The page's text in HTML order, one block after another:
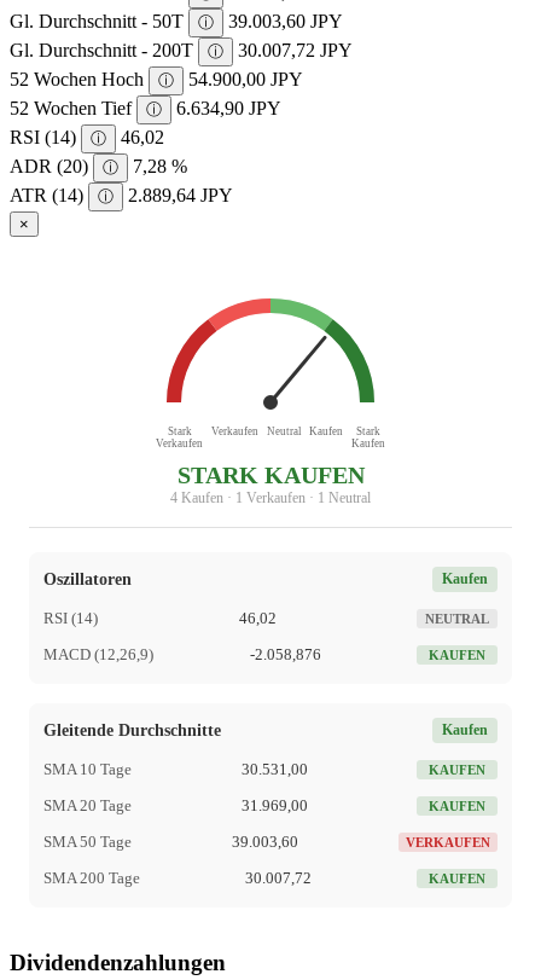
Gl. Durchschnitt - 50T
ⓘ
39.003,60 JPY
Gl. Durchschnitt - 200T
ⓘ
30.007,72 JPY
52 Wochen Hoch
ⓘ
54.900,00 JPY
52 Wochen Tief
ⓘ
6.634,90 JPY
RSI (14)
ⓘ
46,02
ADR (20)
ⓘ
7,28 %
ATR (14)
ⓘ 2.889,64 JPY
×
Stark
Verkaufen
Verkaufen Neutral Kaufen
Stark
Kaufen
STARK KAUFEN
4 Kaufen · 1 Verkaufen · 1 Neutral
Oszillatoren Kaufen
RSI (14) 46,02 NEUTRAL
MACD (12,26,9) -2.058,876 KAUFEN
Gleitende Durchschnitte Kaufen
SMA 10 Tage 30.531,00 KAUFEN
SMA 20 Tage 31.969,00 KAUFEN
SMA 50 Tage 39.003,60 VERKAUFEN
SMA 200 Tage 30.007,72 KAUFEN
Dividendenzahlungen